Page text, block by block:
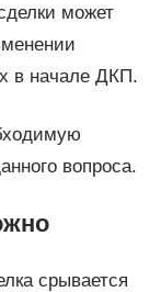
может
в начале ДКП.
вопроса.
срывается